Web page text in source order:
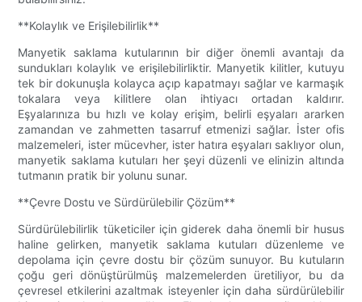
**Kolaylık ve Erişilebilirlik**
Manyetik saklama kutularının bir diğer önemli avantajı da
sundukları kolaylık ve erişilebilirliktir. Manyetik kilitler, kutuyu
tek bir dokunuşla kolayca açıp kapatmayı sağlar ve karmaşık
tokalara veya kilitlere olan ihtiyacı ortadan kaldırır.
Eşyalarınıza bu hızlı ve kolay erişim, belirli eşyaları ararken
zamandan ve zahmetten tasarruf etmenizi sağlar. İster ofis
malzemeleri, ister mücevher, ister hatıra eşyaları saklıyor olun,
manyetik saklama kutuları her şeyi düzenli ve elinizin altında
tutmanın pratik bir yolunu sunar.
**Çevre Dostu ve Sürdürülebilir Çözüm**
Sürdürülebilirlik tüketiciler için giderek daha önemli bir husus
haline gelirken, manyetik saklama kutuları düzenleme ve
depolama için çevre dostu bir çözüm sunuyor. Bu kutuların
çoğu geri dönüştürülmüş malzemelerden üretiliyor, bu da
çevresel etkilerini azaltmak isteyenler için daha sürdürülebilir